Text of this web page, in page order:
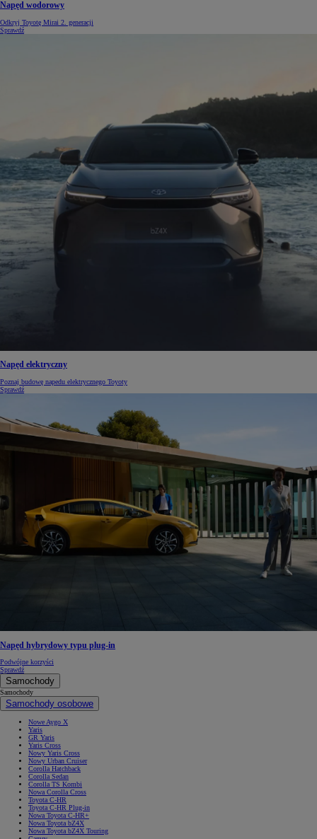
Napęd wodorowy
Odkryj Toyotę Mirai 2. generacji
Sprawdź
Napęd elektryczny
Poznaj budowę napedu elektrycznego Toyoty
Sprawdź
Napęd hybrydowy typu plug-in
Podwójne korzyści
Sprawdź
Samochody
Samochody
Samochody osobowe
Nowe Aygo X
Yaris
GR Yaris
Yaris Cross
Nowy Yaris Cross
Nowy Urban Cruiser
Corolla Hatchback
Corolla Sedan
Corolla TS Kombi
Nowa Corolla Cross
Toyota C-HR
Toyota C-HR Plug-in
Nowa Toyota C-HR+
Nowa Toyota bZ4X
Nowa Toyota bZ4X Touring